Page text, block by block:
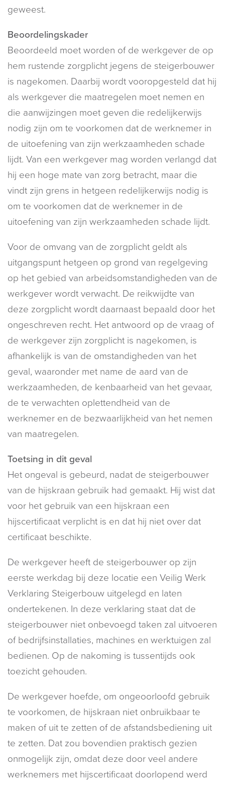
geweest.
Beoordelingskader
Beoordeeld moet worden of de werkgever de op
hem rustende zorgplicht jegens de steigerbouwer
is nagekomen. Daarbij wordt vooropgesteld dat hij
als werkgever die maatregelen moet nemen en
die aanwijzingen moet geven die redelijkerwijs
nodig zijn om te voorkomen dat de werknemer in
de uitoefening van zijn werkzaamheden schade
lijdt. Van een werkgever mag worden verlangd dat
hij een hoge mate van zorg betracht, maar die
vindt zijn grens in hetgeen redelijkerwijs nodig is
om te voorkomen dat de werknemer in de
uitoefening van zijn werkzaamheden schade lijdt.
Voor de omvang van de zorgplicht geldt als
uitgangspunt hetgeen op grond van regelgeving
op het gebied van arbeidsomstandigheden van de
werkgever wordt verwacht. De reikwijdte van
deze zorgplicht wordt daarnaast bepaald door het
ongeschreven recht. Het antwoord op de vraag of
de werkgever zijn zorgplicht is nagekomen, is
afhankelijk is van de omstandigheden van het
geval, waaronder met name de aard van de
werkzaamheden, de kenbaarheid van het gevaar,
de te verwachten oplettendheid van de
werknemer en de bezwaarlijkheid van het nemen
van maatregelen.
Toetsing in dit geval
Het ongeval is gebeurd, nadat de steigerbouwer
van de hijskraan gebruik had gemaakt. Hij wist dat
voor het gebruik van een hijskraan een
hijscertificaat verplicht is en dat hij niet over dat
certificaat beschikte.
De werkgever heeft de steigerbouwer op zijn
eerste werkdag bij deze locatie een Veilig Werk
Verklaring Steigerbouw uitgelegd en laten
ondertekenen. In deze verklaring staat dat de
steigerbouwer niet onbevoegd taken zal uitvoeren
of bedrijfsinstallaties, machines en werktuigen zal
bedienen. Op de nakoming is tussentijds ook
toezicht gehouden.
De werkgever hoefde, om ongeoorloofd gebruik
te voorkomen, de hijskraan niet onbruikbaar te
maken of uit te zetten of de afstandsbediening uit
te zetten. Dat zou bovendien praktisch gezien
onmogelijk zijn, omdat deze door veel andere
werknemers met hijscertificaat doorlopend werd